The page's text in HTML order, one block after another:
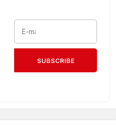
SUBSCRIBE